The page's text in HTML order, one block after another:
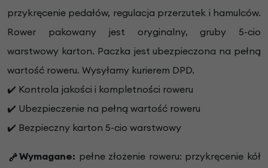
przykręcenie pedałów, regulacja przerzutek i hamulców.
Rower pakowany jest oryginalny, gruby 5-cio
warstwowy karton. Paczka jest ubezpieczona na pełną
wartość roweru. Wysyłamy kurierem DPD.
✔️ Kontrola jakości i kompletności roweru
✔️ Ubezpieczenie na pełną wartość roweru
✔️ Bezpieczny karton 5-cio warstwowy
Wymagane: pełne złożenie roweru: przykręcenie kół